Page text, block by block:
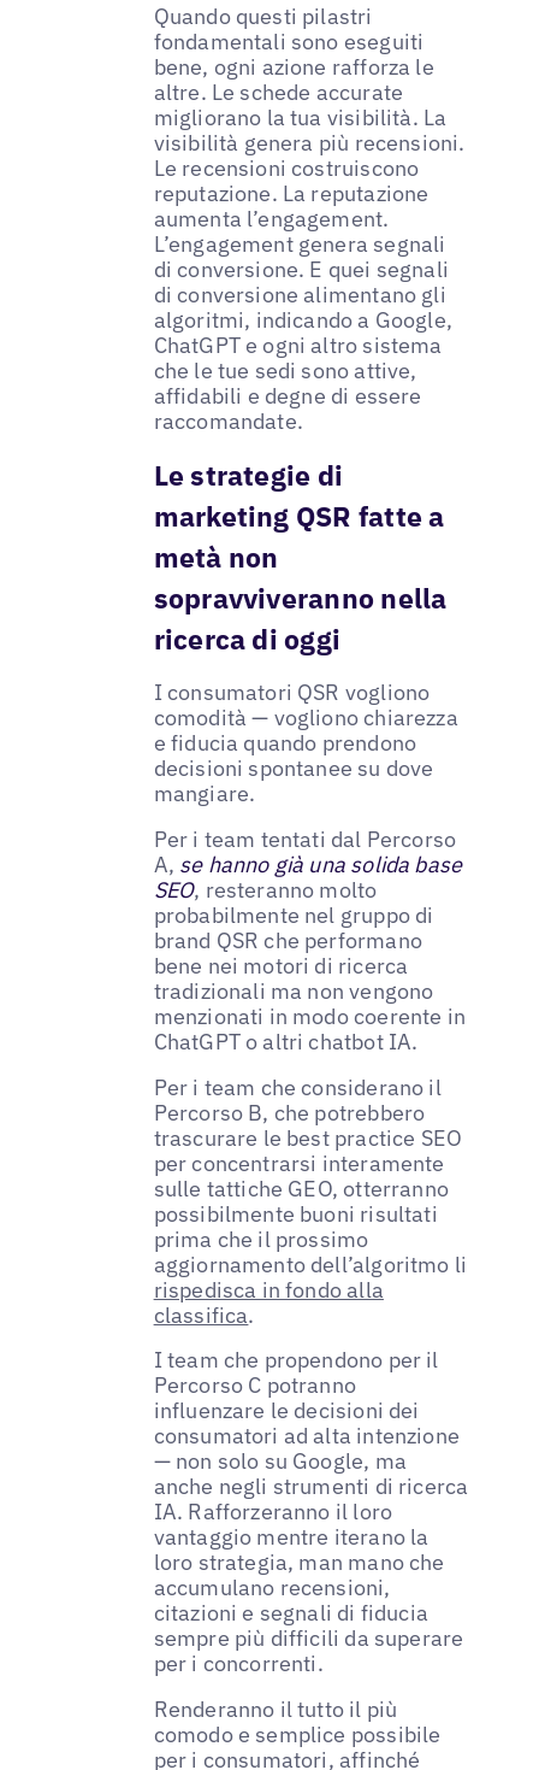
Quando questi pilastri
fondamentali sono eseguiti
bene, ogni azione rafforza le
altre. Le schede accurate
migliorano la tua visibilità. La
visibilità genera più recensioni.
Le recensioni costruiscono
reputazione. La reputazione
aumenta l’engagement.
L’engagement genera segnali
di conversione. E quei segnali
di conversione alimentano gli
algoritmi, indicando a Google,
ChatGPT e ogni altro sistema
che le tue sedi sono attive,
affidabili e degne di essere
raccomandate.
Le strategie di
marketing QSR fatte a
metà non
sopravviveranno nella
ricerca di oggi
I consumatori QSR vogliono
comodità — vogliono chiarezza
e fiducia quando prendono
decisioni spontanee su dove
mangiare.
Per i team tentati dal Percorso
A, se hanno già una solida base
SEO, resteranno molto
probabilmente nel gruppo di
brand QSR che performano
bene nei motori di ricerca
tradizionali ma non vengono
menzionati in modo coerente in
ChatGPT o altri chatbot IA.
Per i team che considerano il
Percorso B, che potrebbero
trascurare le best practice SEO
per concentrarsi interamente
sulle tattiche GEO, otterranno
possibilmente buoni risultati
prima che il prossimo
aggiornamento dell’algoritmo li
rispedisca in fondo alla
classifica.
I team che propendono per il
Percorso C potranno
influenzare le decisioni dei
consumatori ad alta intenzione
— non solo su Google, ma
anche negli strumenti di ricerca
IA. Rafforzeranno il loro
vantaggio mentre iterano la
loro strategia, man mano che
accumulano recensioni,
citazioni e segnali di fiducia
sempre più difficili da superare
per i concorrenti.
Renderanno il tutto il più
comodo e semplice possibile
per i consumatori, affinché